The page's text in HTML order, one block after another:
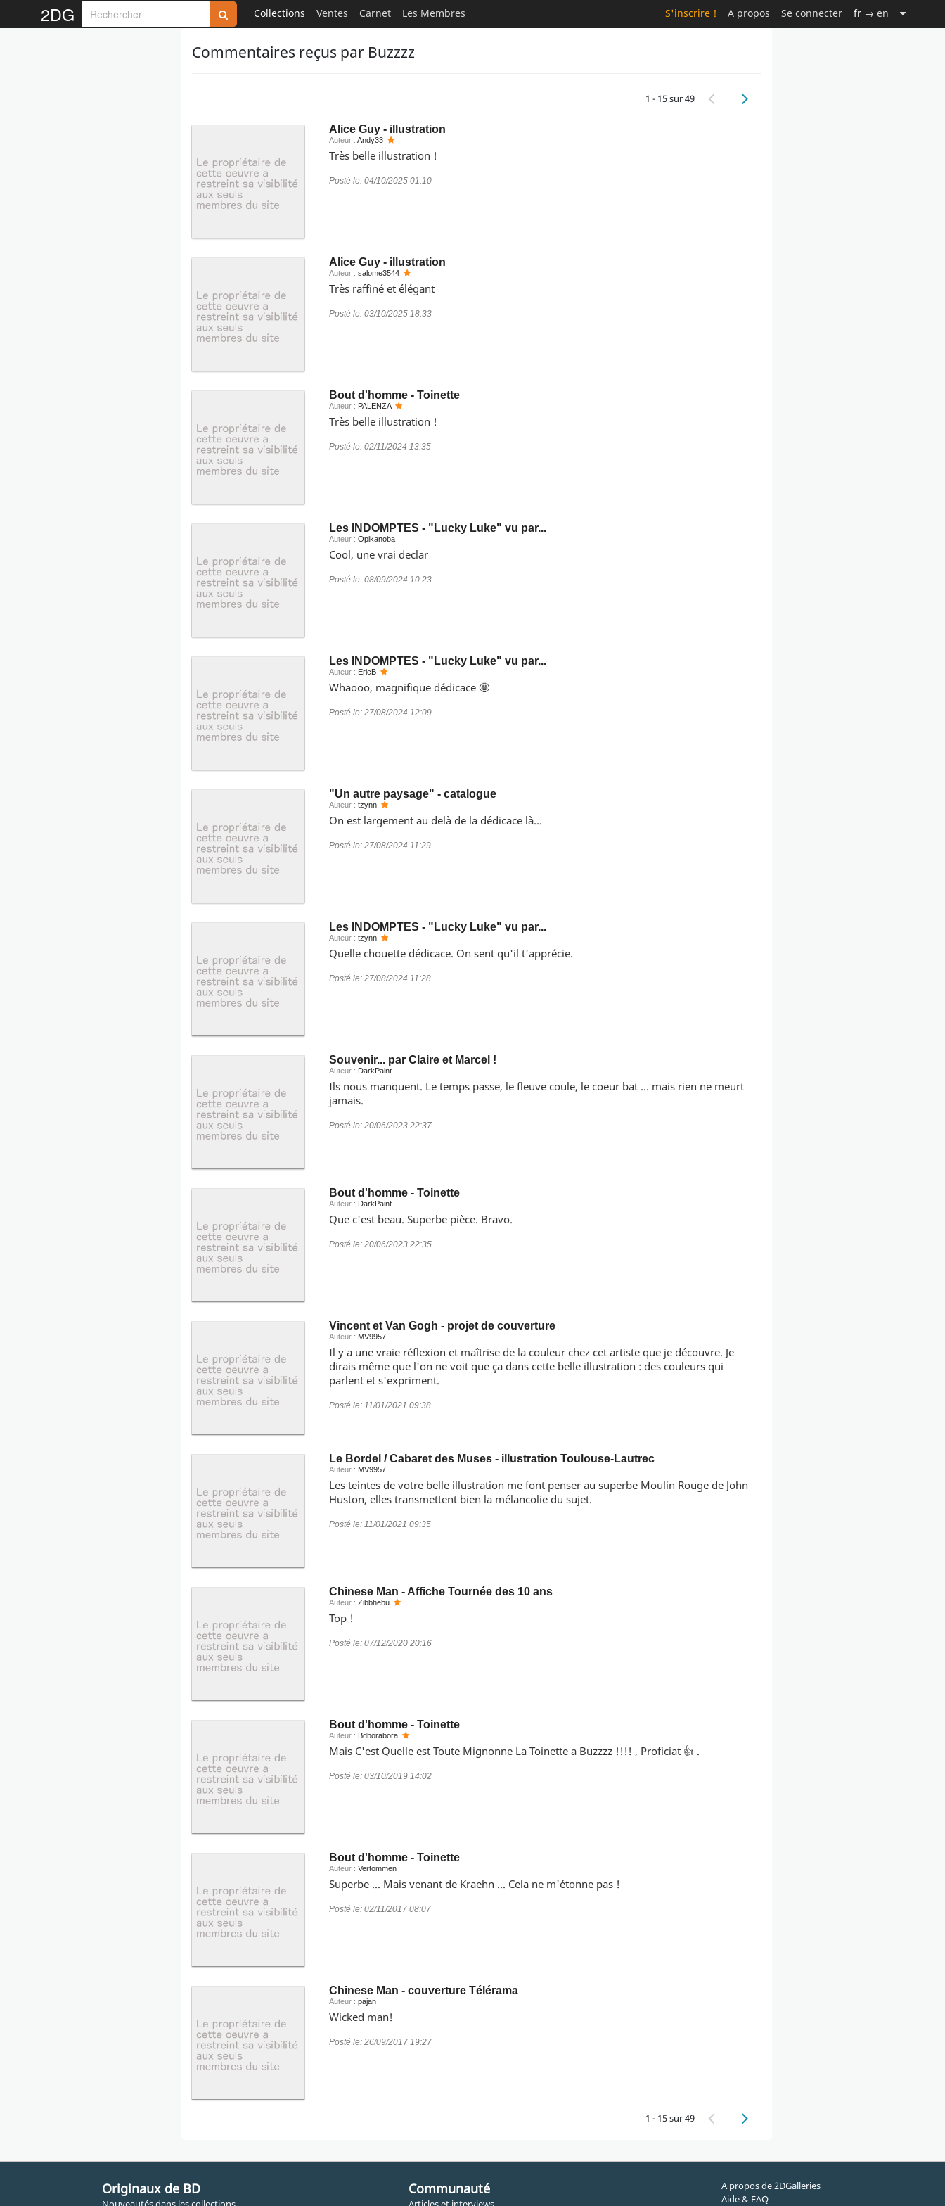
2DG Collections Ventes Carnet Les Membres S'inscrire ! A propos Se connecter fr → en
Commentaires reçus par Buzzzz
1 - 15 sur 49
Alice Guy - illustration
Auteur : Andy33
Très belle illustration !
Posté le: 04/10/2025 01:10
Alice Guy - illustration
Auteur : salome3544
Très raffiné et élégant
Posté le: 03/10/2025 18:33
Bout d'homme - Toinette
Auteur : PALENZA
Très belle illustration !
Posté le: 02/11/2024 13:35
Les INDOMPTES - "Lucky Luke" vu par...
Auteur : Opikanoba
Cool, une vrai declar
Posté le: 08/09/2024 10:23
Les INDOMPTES - "Lucky Luke" vu par...
Auteur : EricB
Whaooo, magnifique dédicace 🤩
Posté le: 27/08/2024 12:09
"Un autre paysage" - catalogue
Auteur : tzynn
On est largement au delà de la dédicace là...
Posté le: 27/08/2024 11:29
Les INDOMPTES - "Lucky Luke" vu par...
Auteur : tzynn
Quelle chouette dédicace. On sent qu'il t'apprécie.
Posté le: 27/08/2024 11:28
Souvenir... par Claire et Marcel !
Auteur : DarkPaint
Ils nous manquent. Le temps passe, le fleuve coule, le coeur bat ... mais rien ne meurt
jamais.
Posté le: 20/06/2023 22:37
Bout d'homme - Toinette
Auteur : DarkPaint
Que c'est beau. Superbe pièce. Bravo.
Posté le: 20/06/2023 22:35
Vincent et Van Gogh - projet de couverture
Auteur : MV9957
Il y a une vraie réflexion et maîtrise de la couleur chez cet artiste que je découvre. Je
dirais même que l'on ne voit que ça dans cette belle illustration : des couleurs qui
parlent et s'expriment.
Posté le: 11/01/2021 09:38
Le Bordel / Cabaret des Muses - illustration Toulouse-Lautrec
Auteur : MV9957
Les teintes de votre belle illustration me font penser au superbe Moulin Rouge de John
Huston, elles transmettent bien la mélancolie du sujet.
Posté le: 11/01/2021 09:35
Chinese Man - Affiche Tournée des 10 ans
Auteur : Zibbhebu
Top !
Posté le: 07/12/2020 20:16
Bout d'homme - Toinette
Auteur : Bdborabora
Mais C'est Quelle est Toute Mignonne La Toinette a Buzzzz !!!! , Proficiat 👍 .
Posté le: 03/10/2019 14:02
Bout d'homme - Toinette
Auteur : Vertommen
Superbe ... Mais venant de Kraehn ... Cela ne m'étonne pas !
Posté le: 02/11/2017 08:07
Chinese Man - couverture Télérama
Auteur : pajan
Wicked man!
Posté le: 26/09/2017 19:27
1 - 15 sur 49
Originaux de BD Communauté
A propos de 2DGalleries
Aide & FAQ